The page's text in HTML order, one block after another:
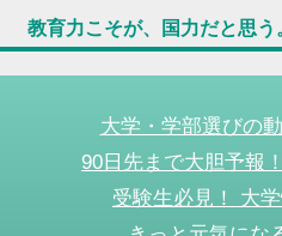
教育力こそが、国力だと思う
大学・学部選びの
90日先まで大胆予報
受験生必見！ 大